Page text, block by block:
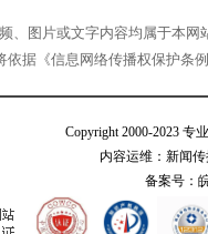
、图片或文字内容均属于本
据《信息网络传播权保护条
Copyright 2000-2023 专
内容运维：新闻
备案号：